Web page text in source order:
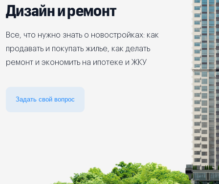
Дизайн и ремонт
Все, что нужно знать о новостройках: как
продавать и покупать жилье, как делать
ремонт и экономить на ипотеке и ЖКУ
Задать свой вопрос